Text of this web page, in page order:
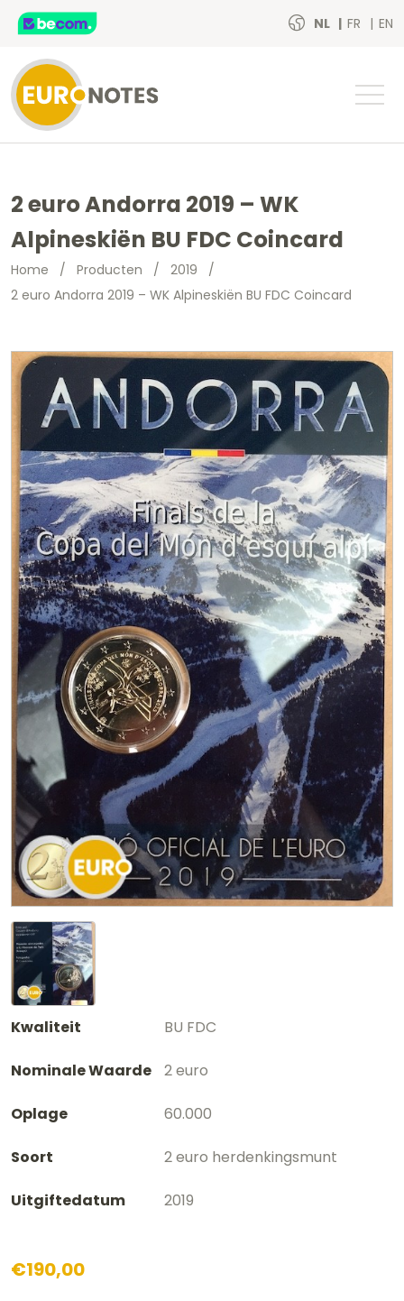
NL FR EN
2 euro Andorra 2019 – WK
Alpineskiën BU FDC Coincard
Home / Producten / 2019 /
2 euro Andorra 2019 – WK Alpineskiën BU FDC Coincard
Kwaliteit BU FDC
Nominale Waarde 2 euro
Oplage 60.000
Soort 2 euro herdenkingsmunt
Uitgiftedatum 2019
€190,00